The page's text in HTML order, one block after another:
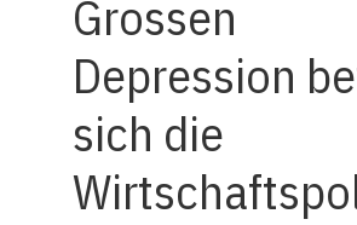
Grossen
Depression
sich die